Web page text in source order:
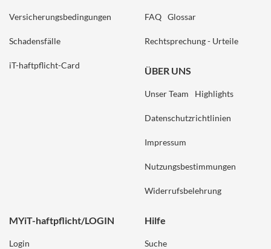
Versicherungsbedingungen
Schadensfälle
iT-haftpflicht-Card
FAQ Glossar
Rechtsprechung - Urteile
ÜBER UNS
Unser Team Highlights
Datenschutzrichtlinien
Impressum
Nutzungsbestimmungen
Widerrufsbelehrung
MYiT-haftpflicht/LOGIN
Login
Hilfe
Suche